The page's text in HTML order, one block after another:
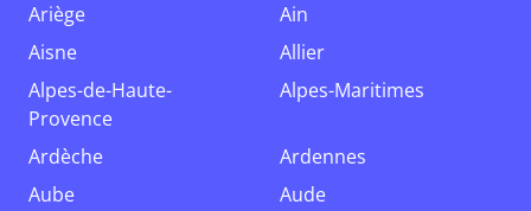
Ariège
Ain
Aisne
Allier
Alpes-de-Haute-
Provence
Alpes-Maritimes
Ardèche
Ardennes
Aube
Aude